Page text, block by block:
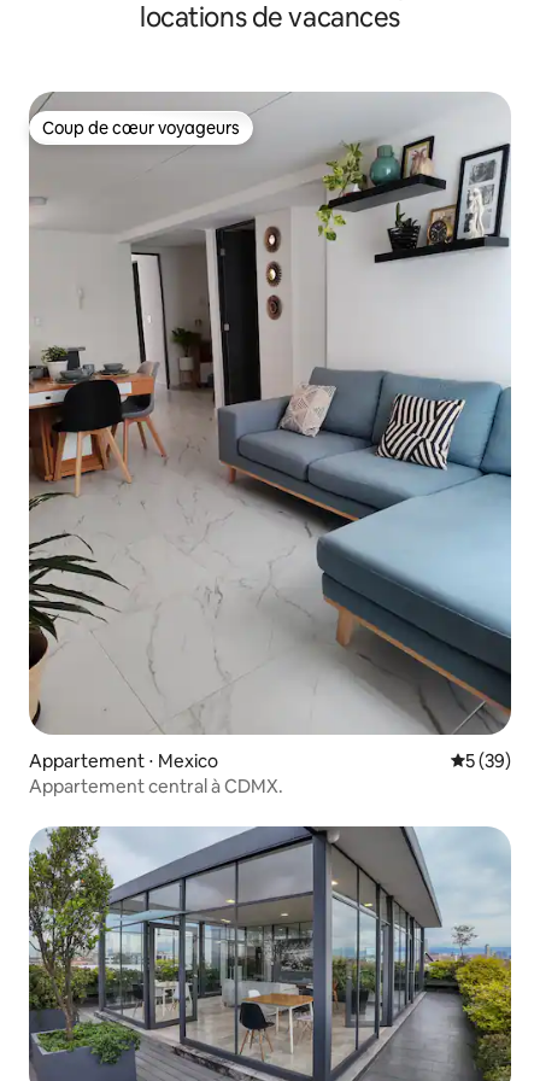
locations de vacances
Coup de cœur voyageurs
Coup de cœur voyageurs
Appartement ⋅ Mexico
5 (39)
Appartement central à CDMX.